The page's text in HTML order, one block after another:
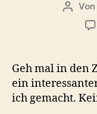
Von
Geh mal in den
ein
ich gemacht.